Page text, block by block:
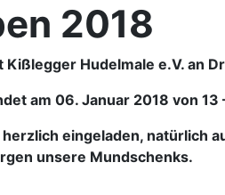
2018
Hudelmale e.V. an
am 06. Januar 2018 von
eingeladen, natürlich
unsere Mundschenks.